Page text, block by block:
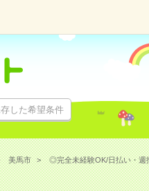
した希望条件
美馬市 ◎完全未経験OK/日払い・週